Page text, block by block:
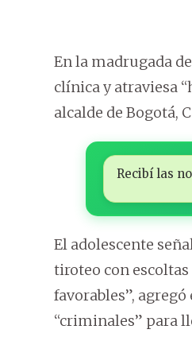
En la madrugada
clínica y atraviesa
alcalde de Bogotá,
Recibí las
El adolescente
tiroteo con
favorables”,
“criminales” para